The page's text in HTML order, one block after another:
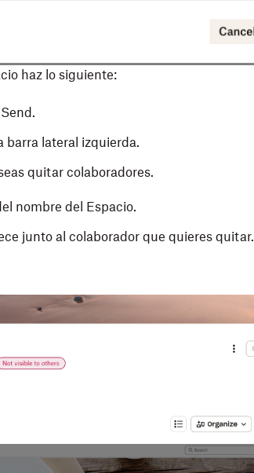
haz lo siguiente:
barra lateral izquierda.
quitar colaboradores.
nombre del Espacio.
junto al colaborador que quieres quitar.